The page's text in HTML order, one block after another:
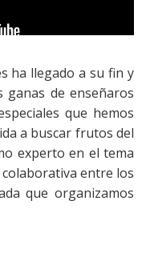
ha llegado a su fin y
ganas de enseñaros
que hemos
a buscar frutos del
experto en el tema
entre los
que organizamos